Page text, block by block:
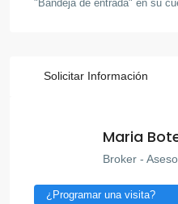
"Bandeja de entrada" en su
Solicitar Información
Maria
Broker -
¿Programar una visita?